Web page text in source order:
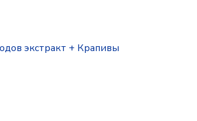
экстракт + Крапивы